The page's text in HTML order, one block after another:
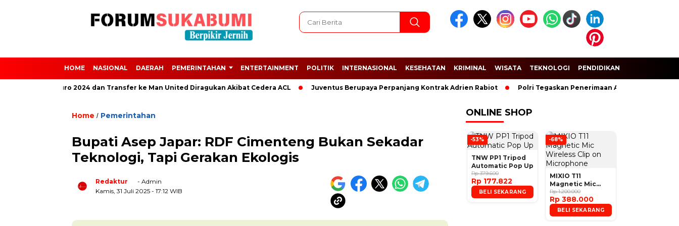
HOME NASIONAL DAERAH PEMERINTAHAN ENTERTAINMENT POLITIK INTERNASIONAL KESEHATAN KRIMINAL WISATA TEKNOLOGI PENDIDIKAN
dari Euro 2024 dan Transfer ke Man United Diragukan Akibat Cedera ACL Juventus Berupaya Perpanjang Kontrak Adrien Rabiot Polri Tegaskan Penerimaan Anggota dan Taruna
Home / Pemerintahan
Bupati Asep Japar: RDF Cimenteng Bukan Sekadar
Teknologi, Tapi Gerakan Ekologis
Redaktur
- Admin
Kamis, 31 Juli 2025 - 17:12 WIB
ONLINE SHOP
-53%
TNW PP1 Tripod
Automatic Pop Up
Rp 379.600
Rp 177.822
BELI SEKARANG
-68%
MIXIO T11
Magnetic Mic
Wireless Clip on
Microphone
Rp 1.200.000
Rp 388.000
BELI SEKARANG